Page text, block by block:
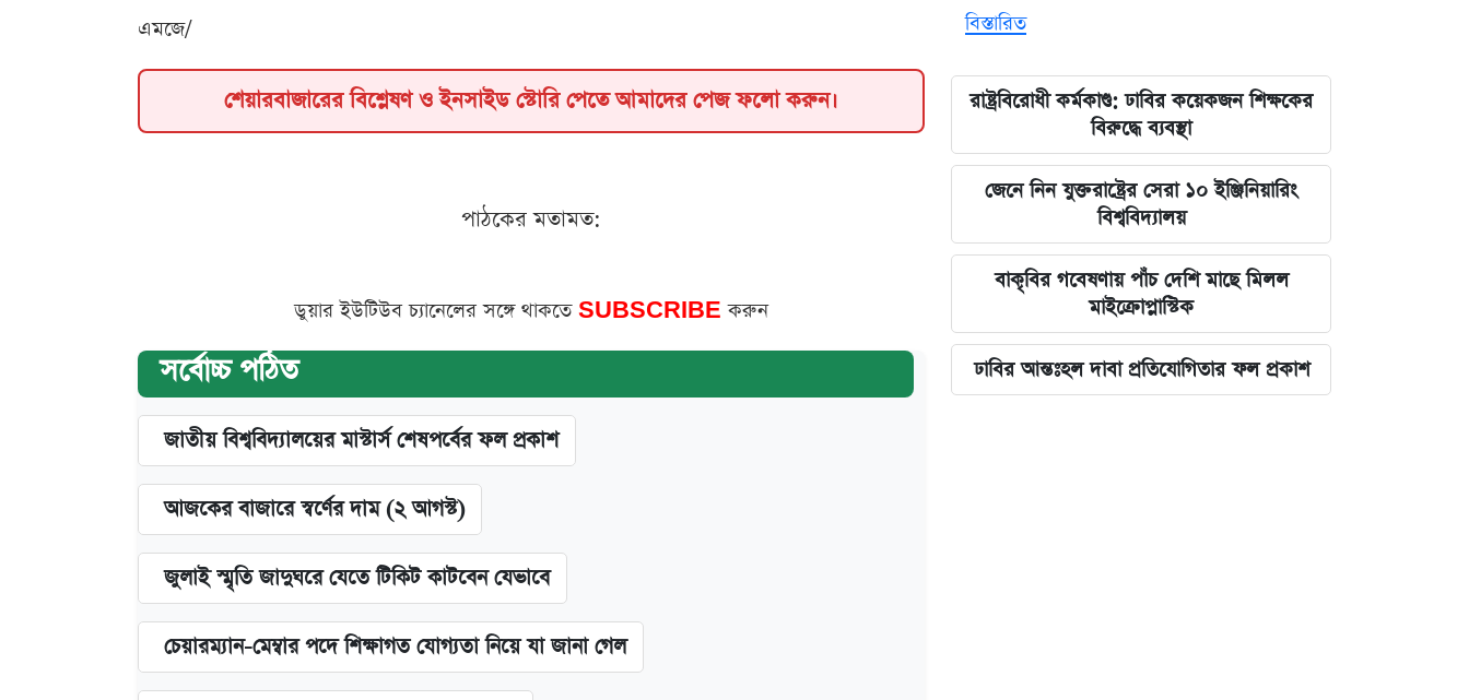
এমজে/
শেয়ারবাজারের বিশ্লেষণ ও ইনসাইড স্টোরি পেতে আমাদের পেজ ফলো করুন।
পাঠকের মতামত:
ডুয়ার ইউটিউব চ্যানেলের সঙ্গে থাকতে SUBSCRIBEকরুন
সর্বোচ্চ পঠিত
জাতীয় বিশ্ববিদ্যালয়ের মাস্টার্স শেষপর্বের ফল প্রকাশ
আজকের বাজারে স্বর্ণের দাম (২ আগস্ট)
জুলাই স্মৃতি জাদুঘরে যেতে টিকিট কাটবেন যেভাবে
চেয়ারম্যান-মেম্বার পদে শিক্ষাগত যোগ্যতা নিয়ে যা জানা গেল
বিস্তারিত
রাষ্ট্রবিরোধী কর্মকাণ্ড: ঢাবির কয়েকজন শিক্ষকের
বিরুদ্ধে ব্যবস্থা
জেনে নিন যুক্তরাষ্ট্রের সেরা ১০ ইঞ্জিনিয়ারিং
বিশ্ববিদ্যালয়
বাকৃবির গবেষণায় পাঁচ দেশি মাছে মিলল
মাইক্রোপ্লাস্টিক
ঢাবির আন্তঃহল দাবা প্রতিযোগিতার ফল প্রকাশ